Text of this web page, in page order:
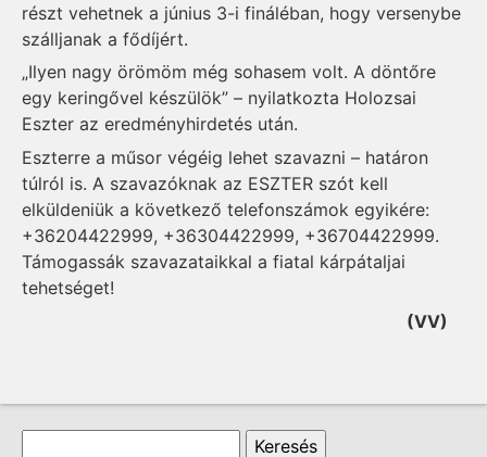
részt vehetnek a június 3-i fináléban, hogy versenybe
szálljanak a fődíjért.
„Ilyen nagy örömöm még sohasem volt. A döntőre
egy keringővel készülök” – nyilatkozta Holozsai
Eszter az eredményhirdetés után.
Eszterre a műsor végéig lehet szavazni – határon
túlról is. A szavazóknak az ESZTER szót kell
elküldeniük a következő telefonszámok egyikére:
+36204422999, +36304422999, +36704422999.
Támogassák szavazataikkal a fiatal kárpátaljai
tehetséget!
(VV)
Keresés űrlap
Keresés